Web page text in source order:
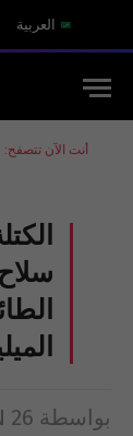
العربية
أنت الآن تتصفح:
بواسطة 26 نوفمبر 2009